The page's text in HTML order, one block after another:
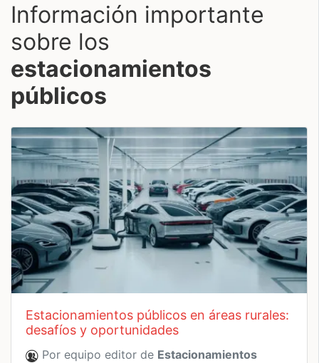
Información importante
sobre los
estacionamientos
públicos
estacionamientos públicos en áreas rurales:
desafíos y oportunidades
Por equipo editor de Estacionamientos